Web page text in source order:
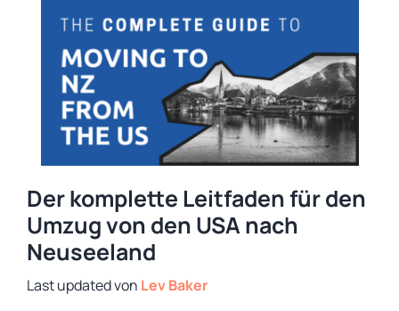
Der komplette Leitfaden für den
Umzug von den USA nach
Neuseeland
von Lev Baker